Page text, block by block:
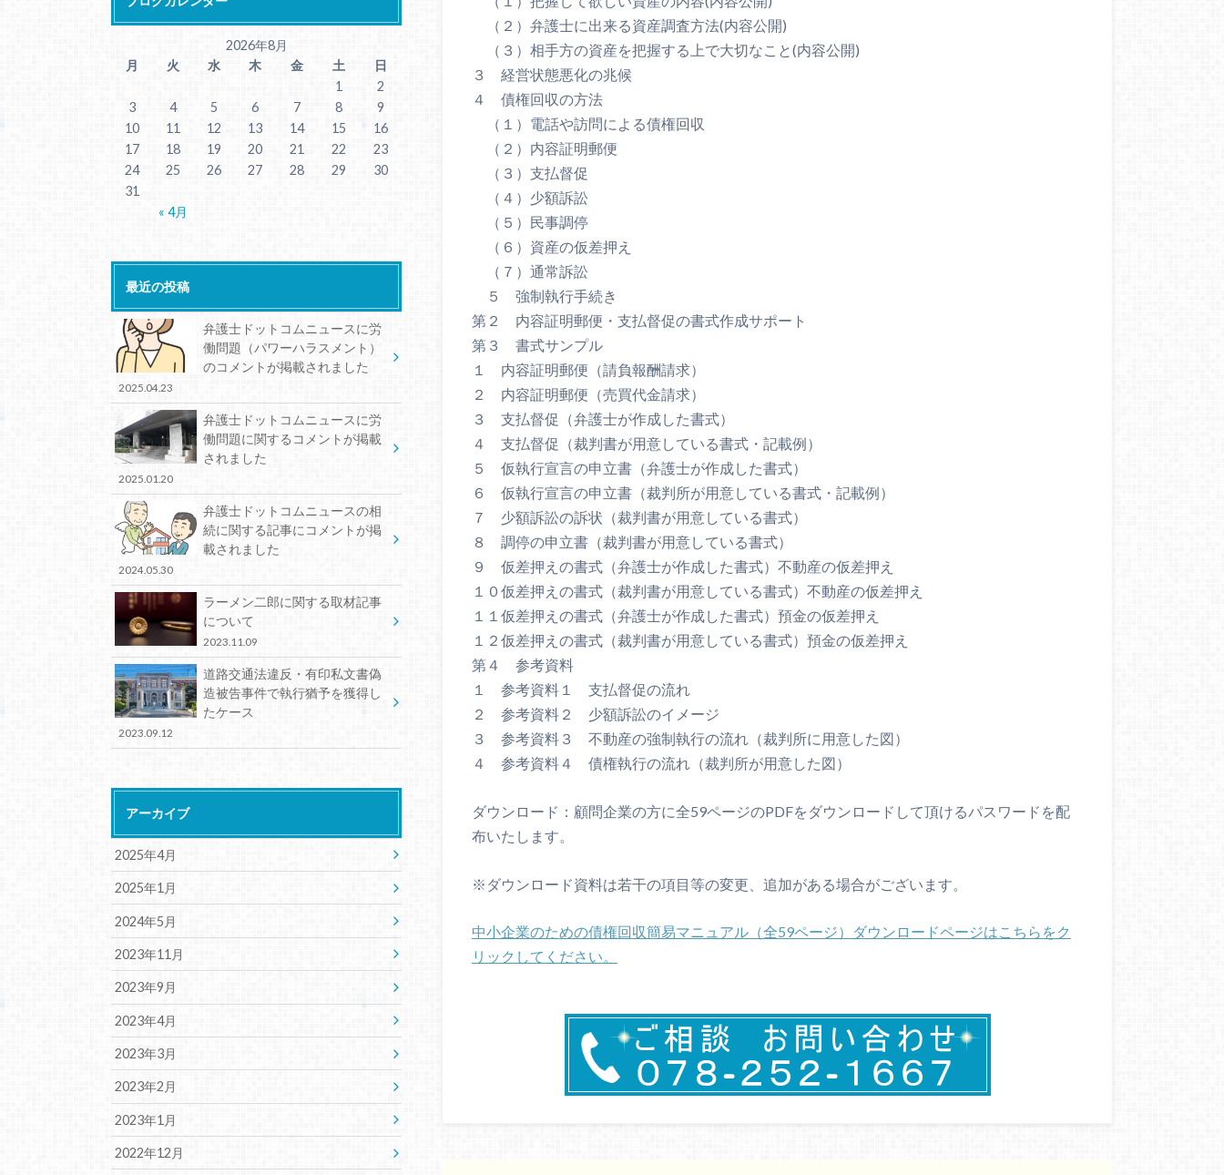
（２）弁護士に出来る資産調査方法(内容公開)
（３）相手方の資産を把握する上で大切なこと(内容公開)
３ 経営状態悪化の兆候
４ 債権回収の方法
（１）電話や訪問による債権回収
（２）内容証明郵便
（３）支払督促
（４）少額訴訟
（５）民事調停
（６）資産の仮差押え
（７）通常訴訟
５ 強制執行手続き
第２ 内容証明郵便・支払督促の書式作成サポート
第３ 書式サンプル
１ 内容証明郵便（請負報酬請求）
２ 内容証明郵便（売買代金請求）
３ 支払督促（弁護士が作成した書式）
４ 支払督促（裁判書が用意している書式・記載例）
５ 仮執行宣言の申立書（弁護士が作成した書式）
６ 仮執行宣言の申立書（裁判所が用意している書式・記載例）
７ 少額訴訟の訴状（裁判書が用意している書式）
８ 調停の申立書（裁判書が用意している書式）
９ 仮差押えの書式（弁護士が作成した書式）不動産の仮差押え
１０仮差押えの書式（裁判書が用意している書式）不動産の仮差押え
１１仮差押えの書式（弁護士が作成した書式）預金の仮差押え
１２仮差押えの書式（裁判書が用意している書式）預金の仮差押え
第４ 参考資料
１ 参考資料１ 支払督促の流れ
２ 参考資料２ 少額訴訟のイメージ
３ 参考資料３ 不動産の強制執行の流れ（裁判所に用意した図）
４ 参考資料４ 債権執行の流れ（裁判所が用意した図）
ダウンロード：顧問企業の方に全59ページのPDFをダウンロードして頂けるパスワードを配
布いたします。
※ダウンロード資料は若干の項目等の変更、追加がある場合がございます。
中小企業のための債権回収簡易マニュアル（全59ページ）ダウンロードページはこちらをク
リックしてください。
2026年8月
月
火 水 木 金 土 日
« 4月
1
2
3
4 5 6 7 8
9
10
11 12 13 14 15
16
17
18 19 20 21 22
23
24
25 26 27 28 29
30
31
最近の投稿
弁護士ドットコムニュースに労
働問題（パワーハラスメント）
のコメントが掲載されました
2025.04.23
弁護士ドットコムニュースに労
働問題に関するコメントが掲載
されました
2025.01.20
弁護士ドットコムニュースの相
続に関する記事にコメントが掲
載されました
2024.05.30
ラーメン二郎に関する取材記事
について
2023.11.09
道路交通法違反・有印私文書偽
造被告事件で執行猶予を獲得し
たケース
2023.09.12
アーカイブ
2025年4月
2025年1月
2024年5月
2023年11月
2023年9月
2023年4月
2023年3月
2023年2月
2023年1月
2022年12月